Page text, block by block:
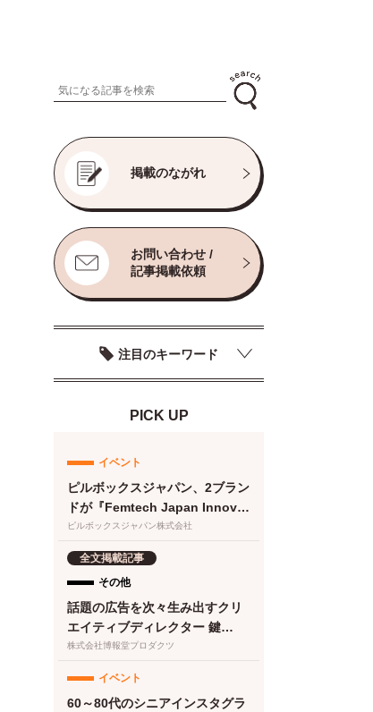
掲載のながれ
お問い合わせ /
記事掲載依頼
注目のキーワード
PICK UP
イベント
ピルボックスジャパン、2ブラン
ドが『Femtech Japan Innovat
ion Pitch 2026』最終ノミネー
ピルボックスジャパン株式会社
全文掲載記事
その他
話題の広告を次々生み出すクリ
エイティブディレクター 鍵
は“顧客化接点の設計・実
株式会社博報堂プロダクツ
イベント
60～80代のシニアインスタグラ